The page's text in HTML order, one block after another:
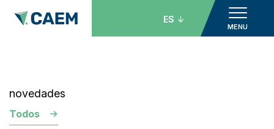
MENU
ES
novedades
Todos